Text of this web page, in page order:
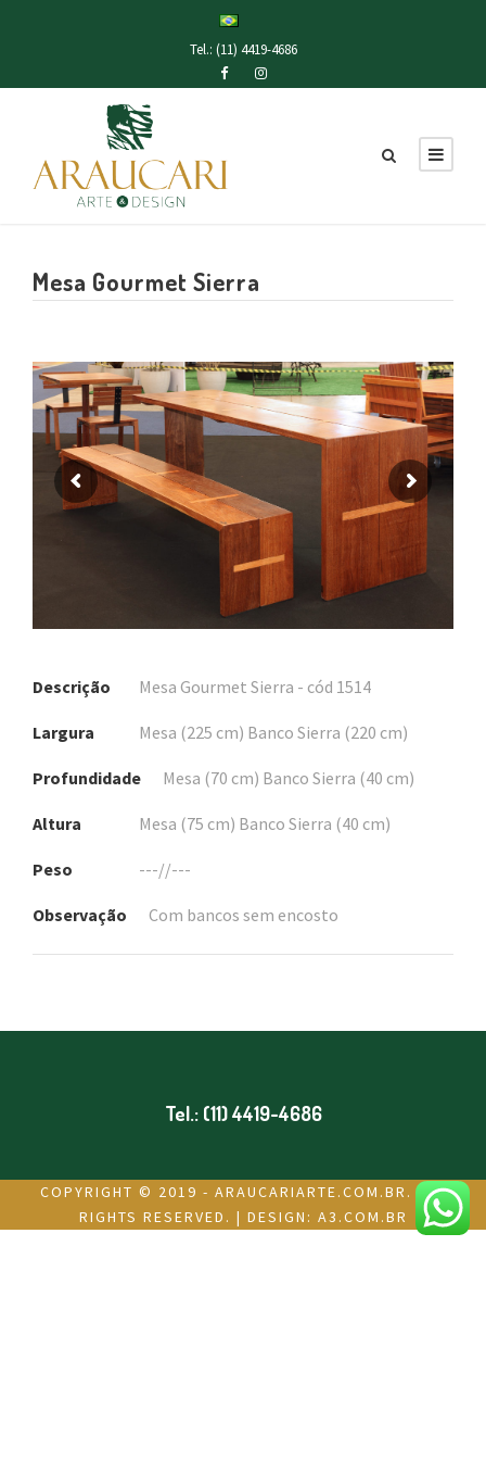
Tel.: (11) 4419-4686
Mesa Gourmet Sierra
Descrição Mesa Gourmet Sierra - cód 1514
Largura Mesa (225 cm) Banco Sierra (220 cm)
Profundidade Mesa (70 cm) Banco Sierra (40 cm)
Altura Mesa (75 cm) Banco Sierra (40 cm)
Peso ---//---
Observação Com bancos sem encosto
Tel.: (11) 4419-4686
COPYRIGHT © 2019 - ARAUCARIARTE.COM.BR. ALL
RIGHTS RESERVED. | DESIGN: A3.COM.BR